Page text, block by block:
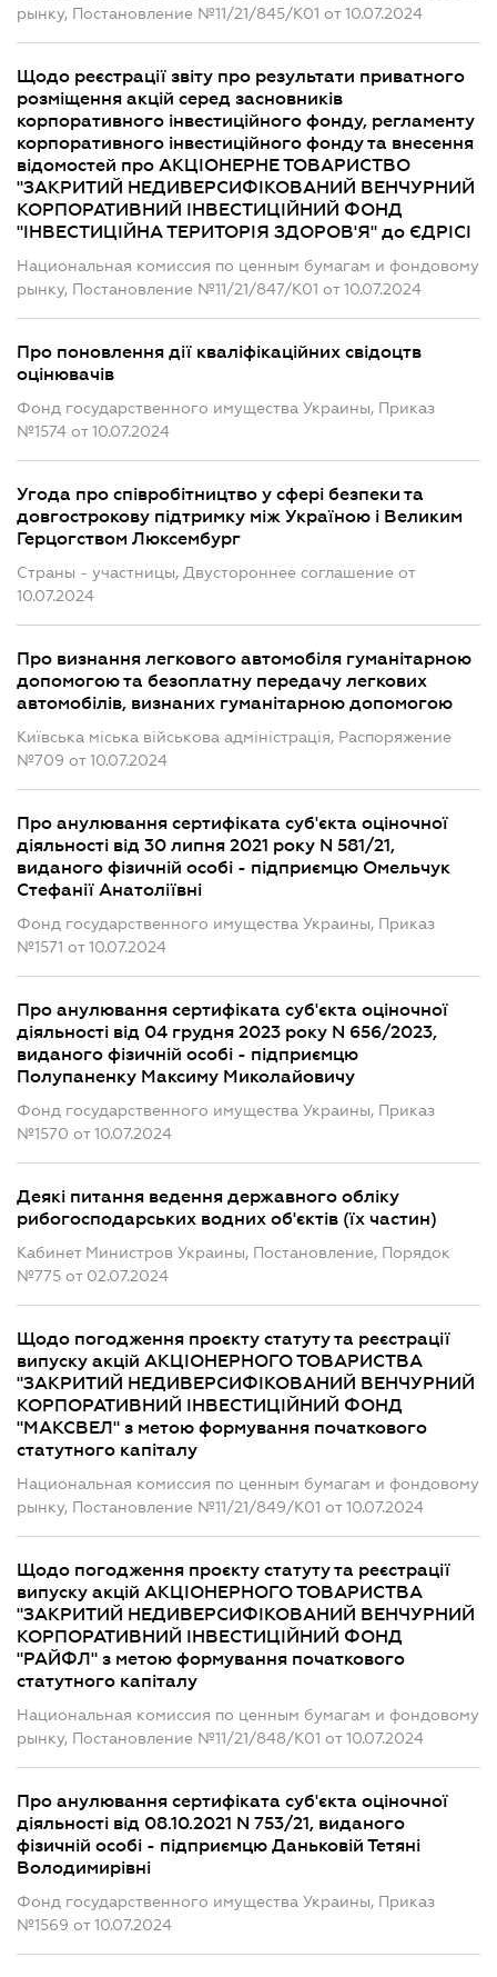
рынку, Постановление №11/21/845/К01 от 10.07.2024
Щодо реєстрації звіту про результати приватного
розміщення акцій серед засновників
корпоративного інвестиційного фонду, регламенту
корпоративного інвестиційного фонду та внесення
відомостей про АКЦІОНЕРНЕ ТОВАРИСТВО
"ЗАКРИТИЙ НЕДИВЕРСИФІКОВАНИЙ ВЕНЧУРНИЙ
КОРПОРАТИВНИЙ ІНВЕСТИЦІЙНИЙ ФОНД
"ІНВЕСТИЦІЙНА ТЕРИТОРІЯ ЗДОРОВ'Я" до ЄДРІСІ
Национальная комиссия по ценным бумагам и фондовому
рынку, Постановление №11/21/847/К01 от 10.07.2024
Про поновлення дії кваліфікаційних свідоцтв
оцінювачів
Фонд государственного имущества Украины, Приказ
№1574 от 10.07.2024
Угода про співробітництво у сфері безпеки та
довгострокову підтримку між Україною і Великим
Герцогством Люксембург
Страны - участницы, Двустороннее соглашение от
10.07.2024
Про визнання легкового автомобіля гуманітарною
допомогою та безоплатну передачу легкових
автомобілів, визнаних гуманітарною допомогою
Київська міська військова адміністрація, Распоряжение
№709 от 10.07.2024
Про анулювання сертифіката суб'єкта оціночної
діяльності від 30 липня 2021 року N 581/21,
виданого фізичній особі - підприємцю Омельчук
Стефанії Анатоліївні
Фонд государственного имущества Украины, Приказ
№1571 от 10.07.2024
Про анулювання сертифіката суб'єкта оціночної
діяльності від 04 грудня 2023 року N 656/2023,
виданого фізичній особі - підприємцю
Полупаненку Максиму Миколайовичу
Фонд государственного имущества Украины, Приказ
№1570 от 10.07.2024
Деякі питання ведення державного обліку
рибогосподарських водних об'єктів (їх частин)
Кабинет Министров Украины, Постановление, Порядок
№775 от 02.07.2024
Щодо погодження проєкту статуту та реєстрації
випуску акцій АКЦІОНЕРНОГО ТОВАРИСТВА
"ЗАКРИТИЙ НЕДИВЕРСИФІКОВАНИЙ ВЕНЧУРНИЙ
КОРПОРАТИВНИЙ ІНВЕСТИЦІЙНИЙ ФОНД
"МАКСВЕЛ" з метою формування початкового
статутного капіталу
Национальная комиссия по ценным бумагам и фондовому
рынку, Постановление №11/21/849/К01 от 10.07.2024
Щодо погодження проєкту статуту та реєстрації
випуску акцій АКЦІОНЕРНОГО ТОВАРИСТВА
"ЗАКРИТИЙ НЕДИВЕРСИФІКОВАНИЙ ВЕНЧУРНИЙ
КОРПОРАТИВНИЙ ІНВЕСТИЦІЙНИЙ ФОНД
"РАЙФЛ" з метою формування початкового
статутного капіталу
Национальная комиссия по ценным бумагам и фондовому
рынку, Постановление №11/21/848/К01 от 10.07.2024
Про анулювання сертифіката суб'єкта оціночної
діяльності від 08.10.2021 N 753/21, виданого
фізичній особі - підприємцю Даньковій Тетяні
Володимирівні
Фонд государственного имущества Украины, Приказ
№1569 от 10.07.2024